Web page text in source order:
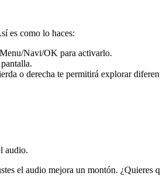
es como lo haces:
Navi/OK para activarlo.
o derecha te permitirá explorar
audio.
el audio mejora un montón. ¿Quieres